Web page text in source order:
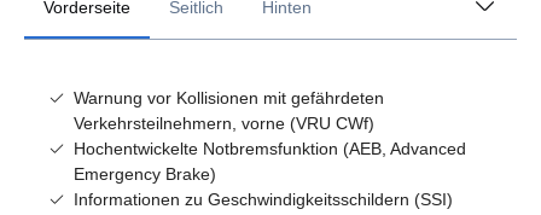
Vorderseite Seitlich Hinten
Warnung vor Kollisionen mit gefährdeten
Verkehrsteilnehmern, vorne (VRU CWf)
Hochentwickelte Notbremsfunktion (AEB, Advanced
Emergency Brake)
Informationen zu Geschwindigkeitsschildern (SSI)